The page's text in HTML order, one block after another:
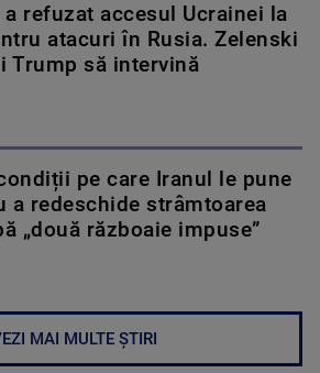
refuzat accesul Ucrainei la
atacuri în Rusia. Zelenski
Trump să intervină
pe care Iranul le pune
a redeschide strâmtoarea
„două războaie impuse”
MAI MULTE ȘTIRI